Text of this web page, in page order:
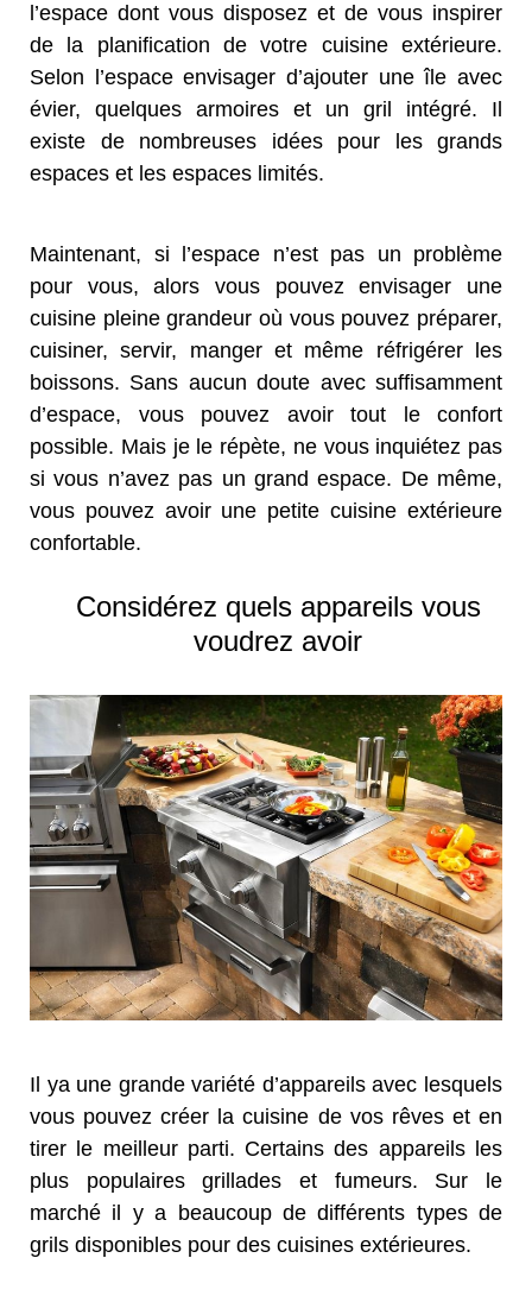
l’espace dont vous disposez et de vous inspirer
de la planification de votre cuisine extérieure.
Selon l’espace envisager d’ajouter une île avec
évier, quelques armoires et un gril intégré. Il
existe de nombreuses idées pour les grands
espaces et les espaces limités.
Maintenant, si l’espace n’est pas un problème
pour vous, alors vous pouvez envisager une
cuisine pleine grandeur où vous pouvez préparer,
cuisiner, servir, manger et même réfrigérer les
boissons. Sans aucun doute avec suffisamment
d’espace, vous pouvez avoir tout le confort
possible. Mais je le répète, ne vous inquiétez pas
si vous n’avez pas un grand espace. De même,
vous pouvez avoir une petite cuisine extérieure
confortable.
Considérez quels appareils vous
voudrez avoir
Il ya une grande variété d’appareils avec lesquels
vous pouvez créer la cuisine de vos rêves et en
tirer le meilleur parti. Certains des appareils les
plus populaires grillades et fumeurs. Sur le
marché il y a beaucoup de différents types de
grils disponibles pour des cuisines extérieures.